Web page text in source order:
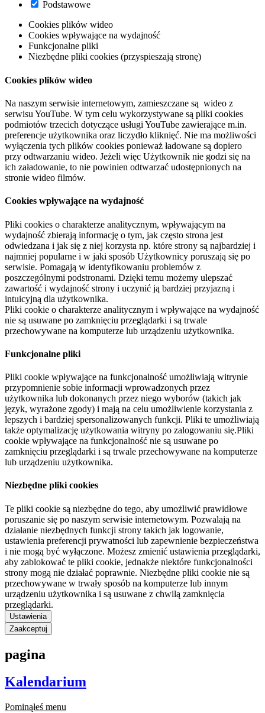
Podstawowe
Cookies plików wideo
Cookies wpływające na wydajność
Funkcjonalne pliki
Niezbędne pliki cookies (przyspieszają stronę)
Cookies plików wideo
Na naszym serwisie internetowym, zamieszczane są wideo z
serwisu YouTube. W tym celu wykorzystywane są pliki cookies
podmiotów trzecich dotyczące usługi YouTube zawierające m.in.
preferencje użytkownika oraz liczydło kliknięć. Nie ma możliwości
wyłączenia tych plików cookies ponieważ ładowane są dopiero
przy odtwarzaniu wideo. Jeżeli więc Użytkownik nie godzi się na
ich załadowanie, to nie powinien odtwarzać udostępnionych na
stronie wideo filmów.
Cookies wpływające na wydajność
Pliki cookies o charakterze analitycznym, wpływającym na
wydajność zbierają informację o tym, jak często strona jest
odwiedzana i jak się z niej korzysta np. które strony są najbardziej i
najmniej popularne i w jaki sposób Użytkownicy poruszają się po
serwisie. Pomagają w identyfikowaniu problemów z
poszczególnymi podstronami. Dzięki temu możemy ulepszać
zawartość i wydajność strony i uczynić ją bardziej przyjazną i
intuicyjną dla użytkownika.
Pliki cookie o charakterze analitycznym i wpływające na wydajność
nie są usuwane po zamknięciu przeglądarki i są trwale
przechowywane na komputerze lub urządzeniu użytkownika.
Funkcjonalne pliki
Pliki cookie wpływające na funkcjonalność umożliwiają witrynie
przypomnienie sobie informacji wprowadzonych przez
użytkownika lub dokonanych przez niego wyborów (takich jak
język, wyrażone zgody) i mają na celu umożliwienie korzystania z
lepszych i bardziej spersonalizowanych funkcji. Pliki te umożliwiają
także optymalizację użytkowania witryny po zalogowaniu się.Pliki
cookie wpływające na funkcjonalność nie są usuwane po
zamknięciu przeglądarki i są trwale przechowywane na komputerze
lub urządzeniu użytkownika.
Niezbędne pliki cookies
Te pliki cookie są niezbędne do tego, aby umożliwić prawidłowe
poruszanie się po naszym serwisie internetowym. Pozwalają na
działanie niezbędnych funkcji strony takich jak logowanie,
ustawienia preferencji prywatności lub zapewnienie bezpieczeństwa
i nie mogą być wyłączone. Możesz zmienić ustawienia przeglądarki,
aby zablokować te pliki cookie, jednakże niektóre funkcjonalności
strony mogą nie działać poprawnie. Niezbędne pliki cookie nie są
przechowywane w trwały sposób na komputerze lub innym
urządzeniu użytkownika i są usuwane z chwilą zamknięcia
przeglądarki.
Ustawienia
Zaakceptuj
pagina
Kalendarium
Pominąłeś menu